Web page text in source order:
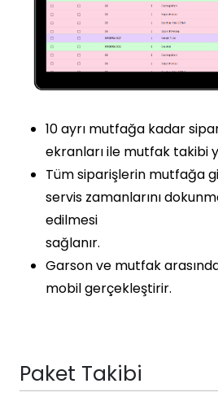
10 ayrı mutfağa kadar
ekranları ile mutfak takibi
Tüm siparişlerin mutfağa
servis zamanlarını
edilmesi
sağlanır.
Garson ve mutfak
mobil gerçekleştirir.
Paket Takibi